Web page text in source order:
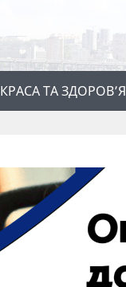
КРАСА ТА ЗДОРОВ’Я